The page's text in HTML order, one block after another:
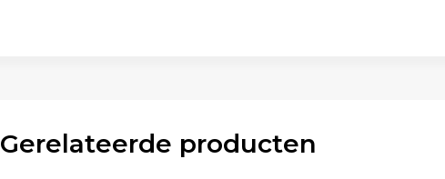
Gerelateerde producten